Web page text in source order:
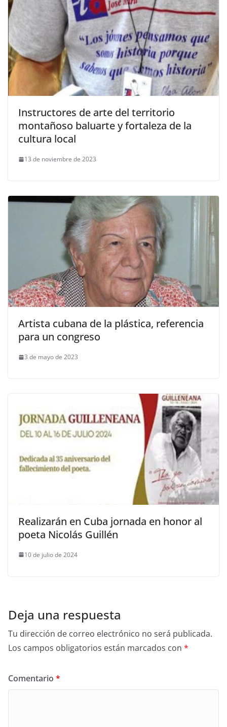
Instructores de arte del territorio
montañoso baluarte y fortaleza de la
cultura local
13 de noviembre de 2023
Artista cubana de la plástica, referencia
para un congreso
3 de mayo de 2023
Realizarán en Cuba jornada en honor al
poeta Nicolás Guillén
10 de julio de 2024
Deja una respuesta
Tu dirección de correo electrónico no será publicada.
Los campos obligatorios están marcados con *
Comentario *